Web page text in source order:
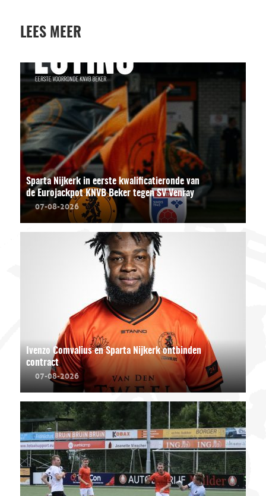
LEES MEER
Sparta Nijkerk in eerste kwalificatieronde van
de Eurojackpot KNVB Beker tegen SV Venray
07-08-2026
Ivenzo Comvalius en Sparta Nijkerk ontbinden
contract
07-08-2026